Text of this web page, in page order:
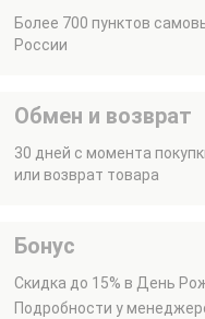
Более 700 пунктов
России
Обмен и возврат
30 дней с момента
или возврат товара
Бонус
Скидка до 15% в День
Подробности у